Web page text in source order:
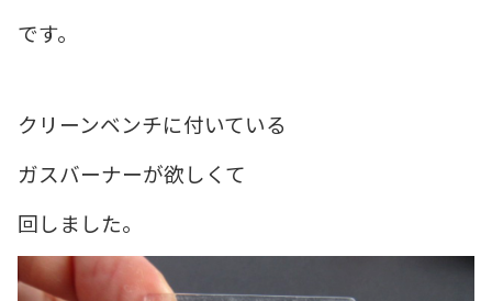
です。
クリーンベンチに付いている
ガスバーナーが欲しくて
回しました。